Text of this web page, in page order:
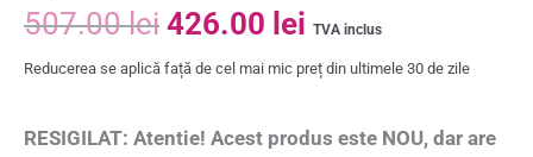
507.00lei 426.00 lei TVA inclus
Reducerea se aplică față de cel mai mic preț din ultimele 30 de zile
RESIGILAT: Atentie! Acest produs este NOU, dar are